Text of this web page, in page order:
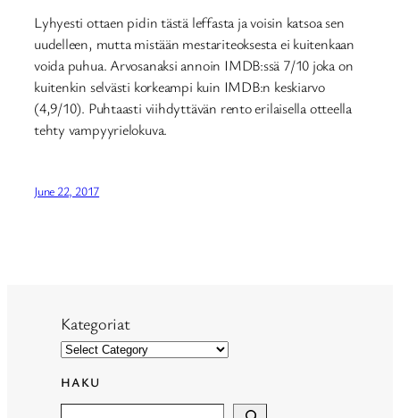
Lyhyesti ottaen pidin tästä leffasta ja voisin katsoa sen
uudelleen, mutta mistään mestariteoksesta ei kuitenkaan
voida puhua. Arvosanaksi annoin IMDB:ssä 7/10 joka on
kuitenkin selvästi korkeampi kuin IMDB:n keskiarvo
(4,9/10). Puhtaasti viihdyttävän rento erilaisella otteella
tehty vampyyrielokuva.
June 22, 2017
Kategoriat
HAKU